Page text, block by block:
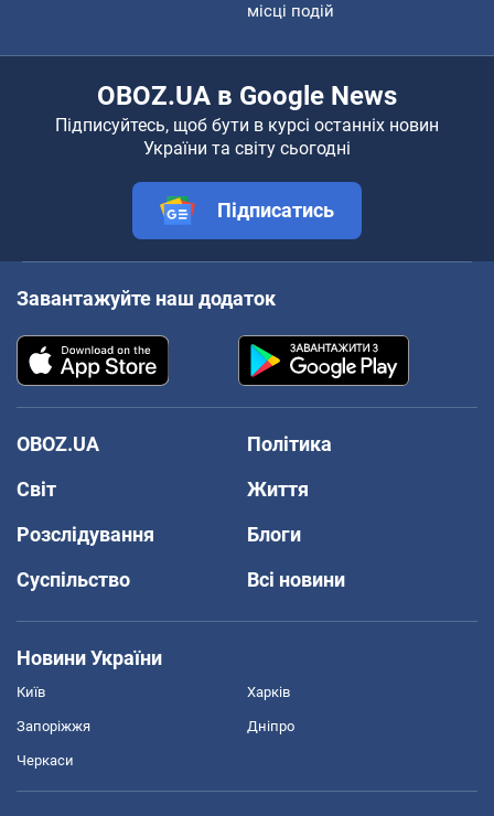
місці подій
OBOZ.UA в Google News
Підписуйтесь, щоб бути в курсі останніх новин
України та світу сьогодні
Підписатись
Завантажуйте наш додаток
OBOZ.UA
Політика
Світ
Життя
Розслідування
Блоги
Суспільство
Всі новини
Новини України
Київ Харків
Запоріжжя Дніпро
Черкаси